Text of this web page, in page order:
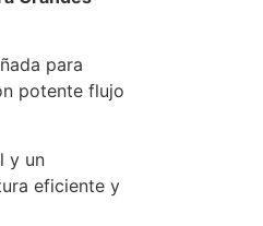
para
potente flujo
y un
eficiente y